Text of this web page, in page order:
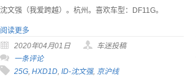
沈文强（我爱跨越）。杭州。喜欢车型：DF11G。
阅读更多
2020年04月01日
车迷投稿
一条评论
25G, HXD1D, ID-沈文强, 京沪线